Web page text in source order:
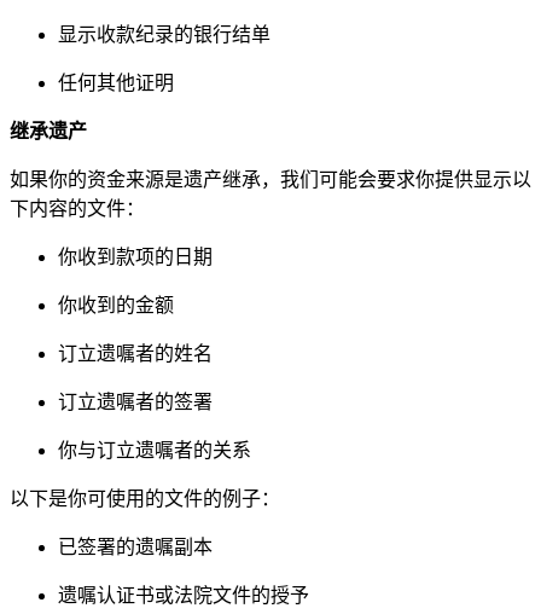
显示收款纪录的银行结单
任何其他证明
继承遗产
如果你的资金来源是遗产继承，我们可能会要求你提供显示以
下内容的文件：
你收到款项的日期
你收到的金额
订立遗嘱者的姓名
订立遗嘱者的签署
你与订立遗嘱者的关系
以下是你可使用的文件的例子：
已签署的遗嘱副本
遗嘱认证书或法院文件的授予